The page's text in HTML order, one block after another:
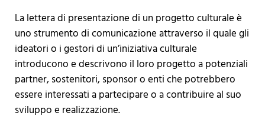
La lettera di presentazione di un progetto culturale è
uno strumento di comunicazione attraverso il quale gli
ideatori o i gestori di un’iniziativa culturale
introducono e descrivono il loro progetto a potenziali
partner, sostenitori, sponsor o enti che potrebbero
essere interessati a partecipare o a contribuire al suo
sviluppo e realizzazione.